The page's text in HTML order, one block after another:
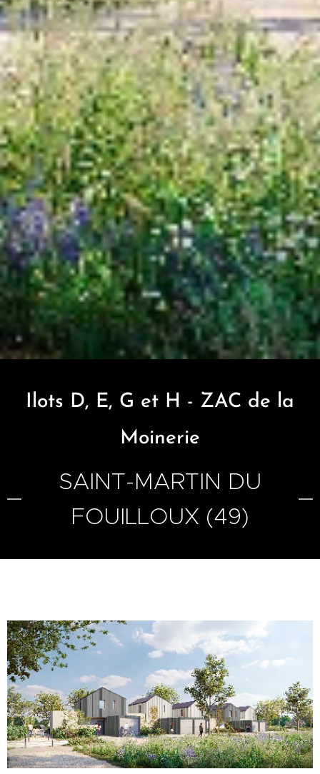
Ilots D, E, G et H - ZAC de la
Moinerie
SAINT-MARTIN DU
FOUILLOUX (49)